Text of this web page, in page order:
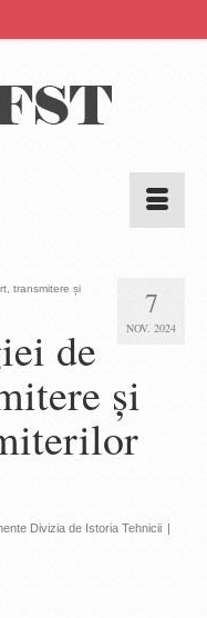
7
NOV. 2024
transmitere și
de
și
Divizia de Istoria Tehnicii |